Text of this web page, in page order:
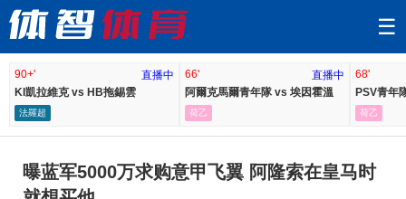
☰
90+'
直播中
KI凱拉維克 vs HB拖錫雲
法羅超
66'
直播中
阿爾克馬爾青年隊 vs 埃因霍溫
荷乙
68'
PSV青年
荷乙
曝蓝军5000万求购意甲飞翼 阿隆索在皇马时